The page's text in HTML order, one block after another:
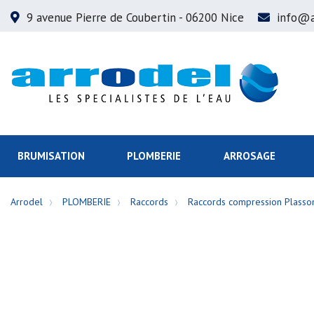
9 avenue Pierre de Coubertin - 06200 Nice
BRUMISATION PLOMBERIE ARROSAGE
Arrodel PLOMBERIE Raccords Raccords compression